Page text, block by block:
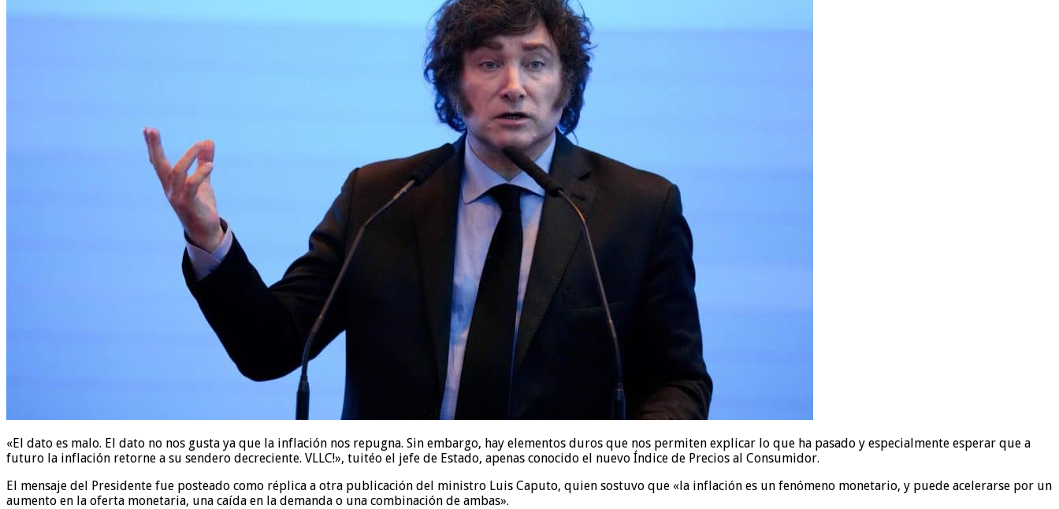
«El dato es malo. El dato no nos gusta ya que la inflación nos repugna. Sin embargo, hay elementos duros que nos permiten explicar lo que ha pasado y especialmente esperar que a
futuro la inflación retorne a su sendero decreciente. VLLC!», tuitéo el jefe de Estado, apenas conocido el nuevo Índice de Precios al Consumidor.
El mensaje del Presidente fue posteado como réplica a otra publicación del ministro Luis Caputo, quien sostuvo que «la inflación es un fenómeno monetario, y puede acelerarse por un
aumento en la oferta monetaria, una caída en la demanda o una combinación de ambas».